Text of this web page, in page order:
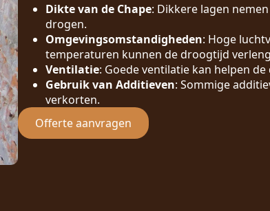
Dikte van de Chape: Dikkere lagen
drogen.
Omgevingsomstandigheden: Hoge
temperaturen kunnen de droogtijd
Ventilatie: Goede ventilatie kan helpen
Gebruik van Additieven: Sommige
verkorten.
Offerte aanvragen